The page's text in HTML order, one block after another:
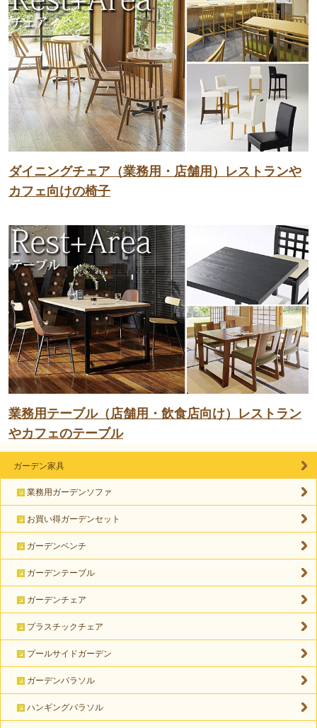
ダイニングチェア（業務用・店舗用）レストランや
カフェ向けの椅子
業務用テーブル（店舗用・飲食店向け）レストラン
やカフェのテーブル
ガーデン家具
業務用ガーデンソファ
お買い得ガーデンセット
ガーデンベンチ
ガーデンテーブル
ガーデンチェア
プラスチックチェア
プールサイドガーデン
ガーデンパラソル
ハンギングパラソル